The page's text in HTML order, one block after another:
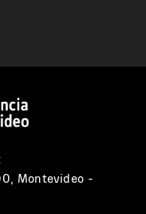
Montevideo -